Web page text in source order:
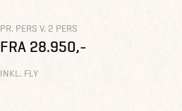
PR. PERS V. 2 PERS
FRA 28.950,-
INKL. FLY